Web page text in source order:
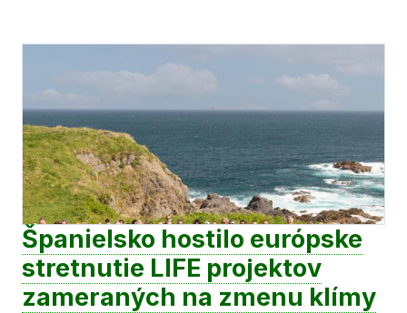
Španielsko hostilo európske
stretnutie LIFE projektov
zameraných na zmenu klímy